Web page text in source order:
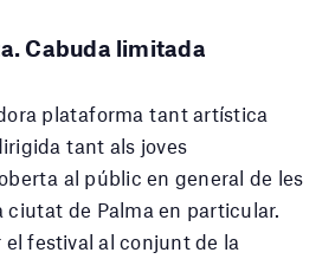
Cabuda limitada
plataforma tant artística
tant als joves
al públic en general de les
ciutat de Palma en particular.
el festival al conjunt de la